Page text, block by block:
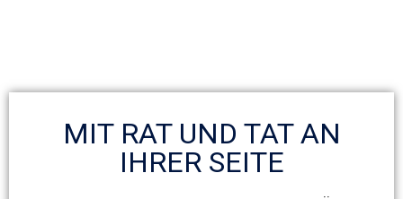
MIT RAT UND TAT AN
IHRER SEITE